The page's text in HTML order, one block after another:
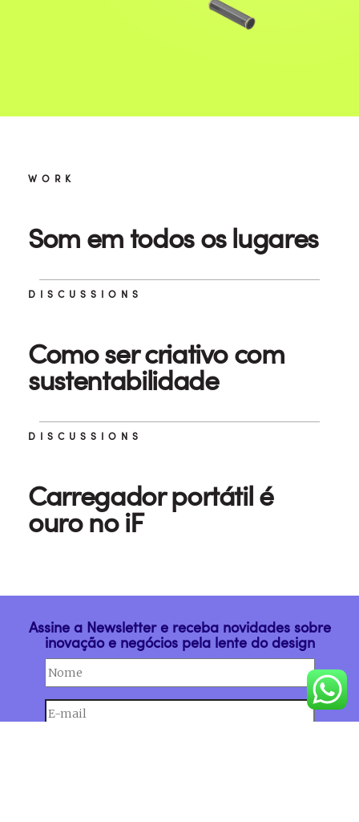
WORK
Som em todos os lugares
DISCUSSIONS
Como ser criativo com
sustentabilidade
DISCUSSIONS
Carregador portátil é
ouro no iF
Assine a Newsletter e receba novidades sobre
inovação e negócios pela lente do design